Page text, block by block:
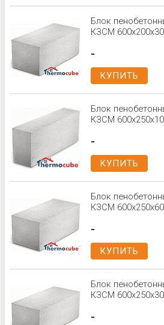
Блок
КЗСМ
-
КУПИТЬ
Блок
КЗСМ
-
КУПИТЬ
Блок
КЗСМ
-
КУПИТЬ
Блок
КЗСМ
-